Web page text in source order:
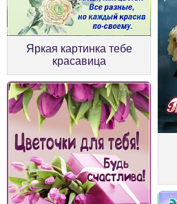
Яркая картинка тебе
красавица